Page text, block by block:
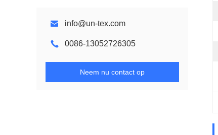
info@un-tex.com
0086-13052726305
Neem nu contact op